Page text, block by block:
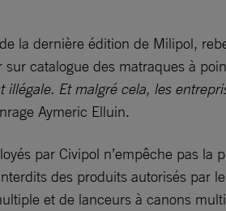
la dernière édition de Milipol,
catalogue des matraques à
illégale. Et malgré cela, les
Aymeric Elluin.
par Civipol n’empêche pas
des produits autorisés par
et de lanceurs à canons